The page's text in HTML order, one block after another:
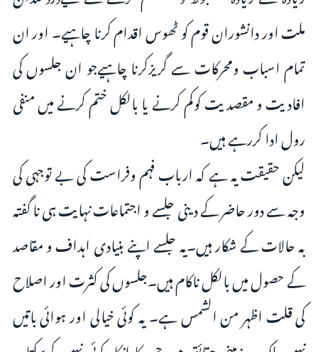
ملت اور دانشوران قوم کو ٹھوس اقدام کرنا چاہیے۔ اور ان
تمام اسباب ومحرکات سے گریزکرنا چاہیےجو ان جلسوں کی
افادیت و مقصدیت کوکم کرنے یا بالکل ختم کرنے میں منفی
رول ادا کررہے ہیں۔
لیکن حقیقت یہ ہے کہ ارباب فہم وفراست کی بے توجہی کی
وجہ سے دور حاضر کے دینی جلسے و اجتماعات نہایت ہی نا گفتہ
بہ حالات کے شکار ہیں۔یہ جلسے اپنے بنیادی اہداف و مقاصد
کے حصول میں بالکل ناکام ہیں۔جلسوں کی کثرت اور اصلاح
کی قلت اظہر من الشمس ہے۔ یہ کوئی خیالی اور ہوائی باتیں